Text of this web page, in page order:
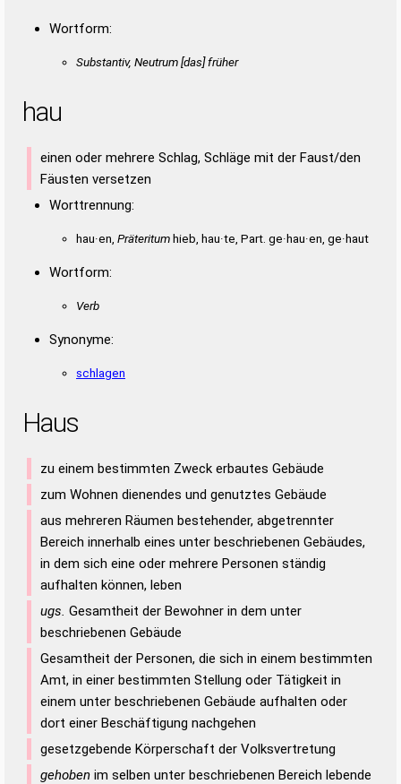
Wortform:
Substantiv, Neutrum [das] früher
hau
einen oder mehrere Schlag, Schläge mit der Faust/den
Fäusten versetzen
Worttrennung:
hau·en, Präteritumhieb, hau·te, Part. ge·hau·en, ge·haut
Wortform:
Verb
Synonyme:
schlagen
Haus
zu einem bestimmten Zweck erbautes Gebäude
zum Wohnen dienendes und genutztes Gebäude
aus mehreren Räumen bestehender, abgetrennter
Bereich innerhalb eines unter beschriebenen Gebäudes,
in dem sich eine oder mehrere Personen ständig
aufhalten können, leben
ugs. Gesamtheit der Bewohner in dem unter
beschriebenen Gebäude
Gesamtheit der Personen, die sich in einem bestimmten
Amt, in einer bestimmten Stellung oder Tätigkeit in
einem unter beschriebenen Gebäude aufhalten oder
dort einer Beschäftigung nachgehen
gesetzgebende Körperschaft der Volksvertretung
gehoben im selben unter beschriebenen Bereich lebende